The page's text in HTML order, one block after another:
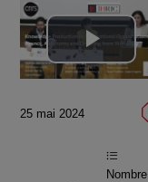
Lire
vidéo
25 mai 2024
Nombre